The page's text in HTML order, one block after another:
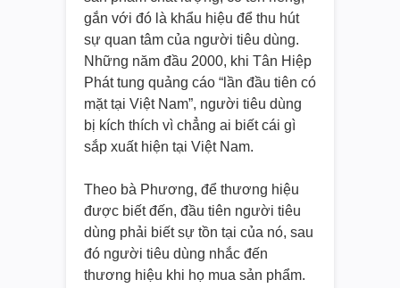
gắn với đó là khẩu hiệu để thu hút
sự quan tâm của người tiêu dùng.
Những năm đầu 2000, khi Tân Hiệp
Phát tung quảng cáo “lần đầu tiên có
mặt tại Việt Nam”, người tiêu dùng
bị kích thích vì chẳng ai biết cái gì
sắp xuất hiện tại Việt Nam.
Theo bà Phương, để thương hiệu
được biết đến, đầu tiên người tiêu
dùng phải biết sự tồn tại của nó, sau
đó người tiêu dùng nhắc đến
thương hiệu khi họ mua sản phẩm.